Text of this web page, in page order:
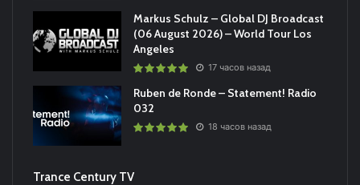
Markus Schulz – Global DJ Broadcast
(06 August 2026) – World Tour Los
Angeles
17 часов назад
Ruben de Ronde – Statement! Radio
032
18 часов назад
Trance Century TV